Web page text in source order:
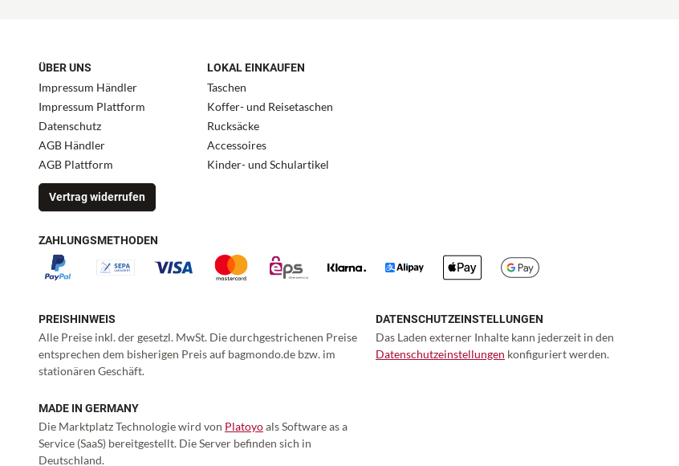
ÜBER UNS
Impressum Händler
Impressum Plattform
Datenschutz
AGB Händler
AGB Plattform
Vertrag widerrufen
LOKAL EINKAUFEN
Taschen
Koffer- und Reisetaschen
Rucksäcke
Accessoires
Kinder- und Schulartikel
ZAHLUNGSMETHODEN
PREISHINWEIS
Alle Preise inkl. der gesetzl. MwSt. Die durchgestrichenen Preise
entsprechen dem bisherigen Preis auf bagmondo.de bzw. im
stationären Geschäft.
DATENSCHUTZEINSTELLUNGEN
Das Laden externer Inhalte kann jederzeit in den
Datenschutzeinstellungen konfiguriert werden.
MADE IN GERMANY
Die Marktplatz Technologie wird von Platoyoals Software as a
Service (SaaS) bereitgestellt. Die Server befinden sich in
Deutschland.